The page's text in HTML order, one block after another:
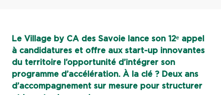
Le Village by CA des Savoie lance son 12ᵉ appel
à candidatures et offre aux start-up innovantes
du territoire l’opportunité d’intégrer son
programme d’accélération. À la clé ? Deux ans
d’accompagnement sur mesure pour structurer